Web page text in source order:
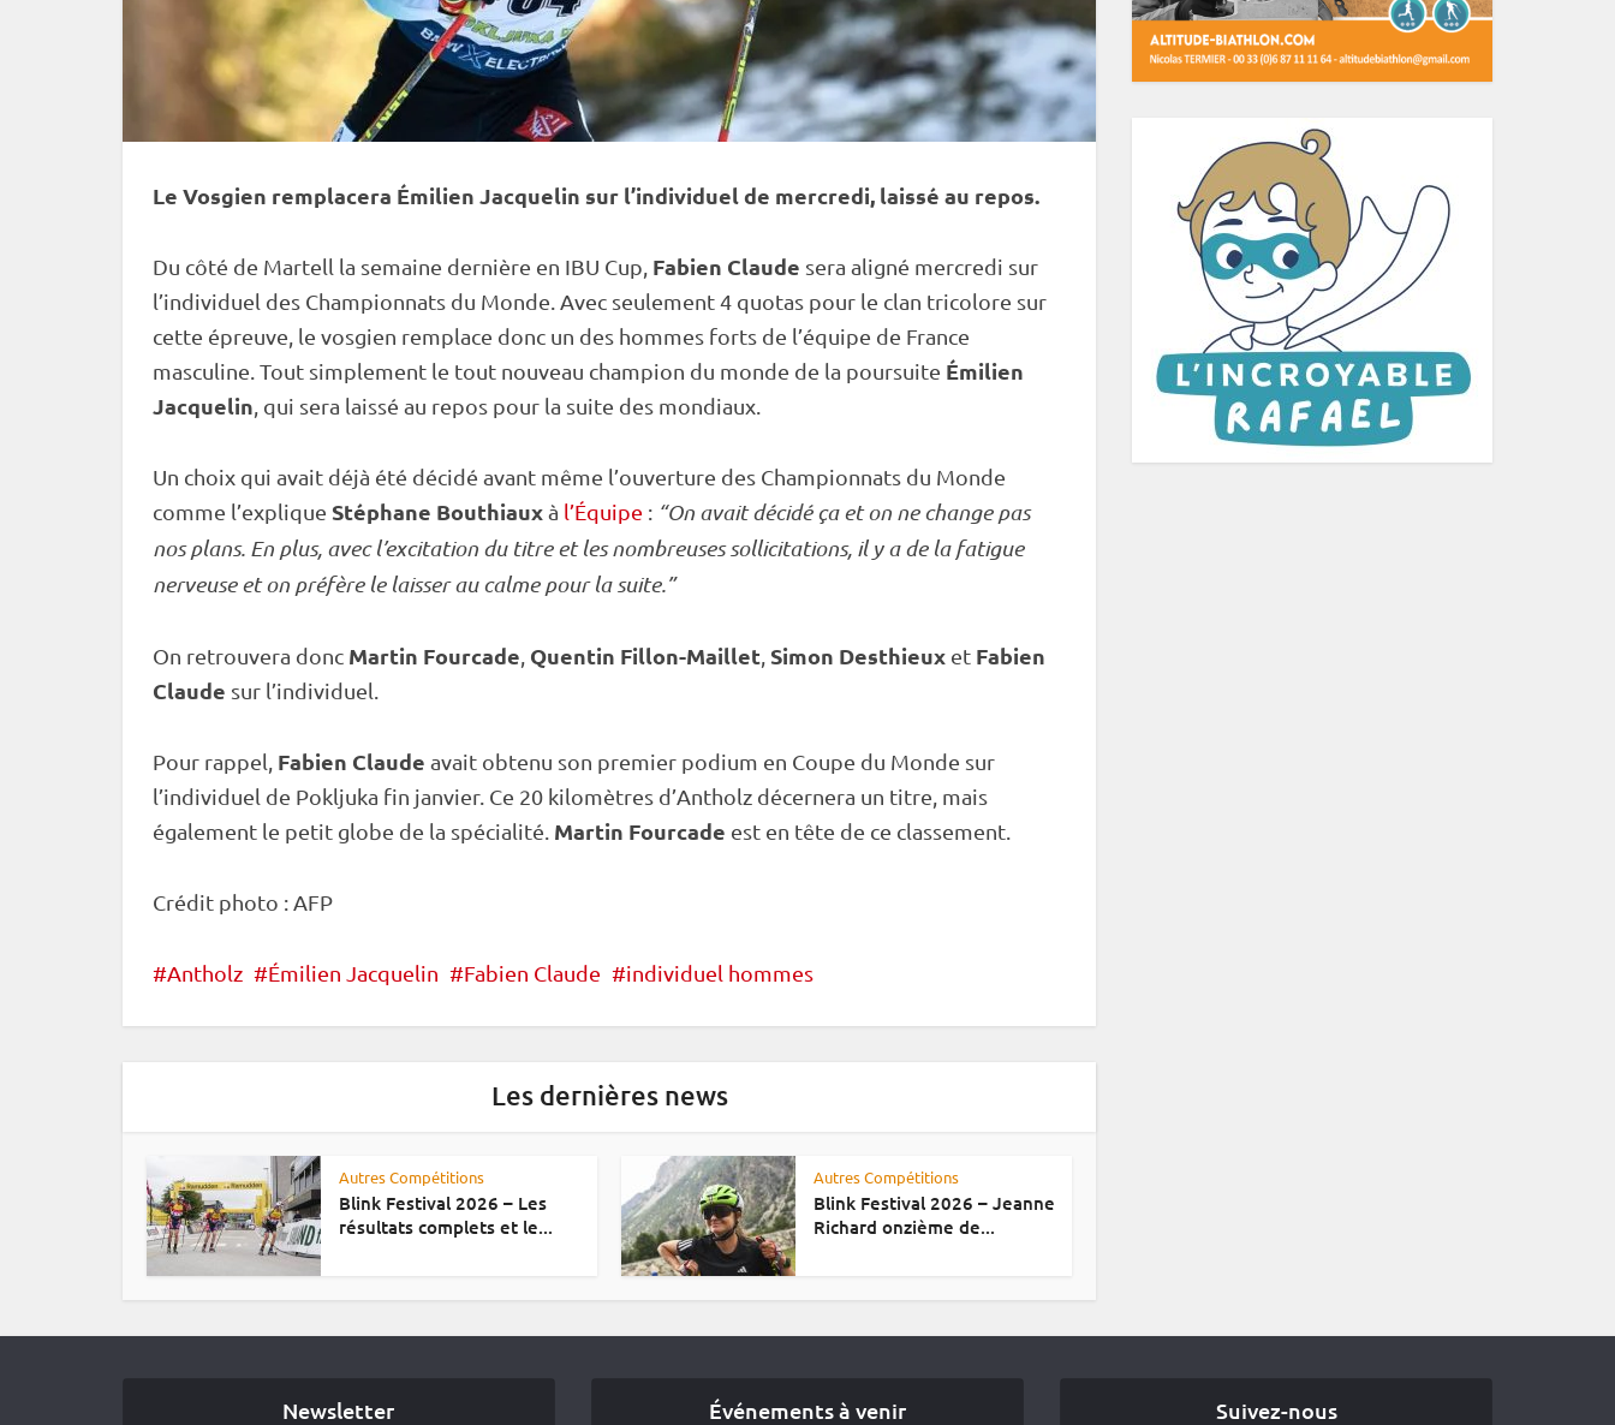
Le Vosgien remplacera Émilien Jacquelin sur l’individuelde mercredi, laissé au repos.
Du côté de Martell la semaine dernière en IBU Cup Fabien Claude sera aligné mercredi sur
l’individuel des Championnats du Monde . Avec seulement 4 quotas pour le clan tricolore sur
cette épreuve, le vosgien remplace donc un des hommes forts de l’équipe de France
masculine. Tout simplement le tout nouveau champion du monde de la poursuite Émilien
Jacquelin , qui sera laissé au repos pour la suite des mondiaux.
Un choix qui avait déjà été décidé avant même l’ouverture des Championnats du Monde
comme l’explique Stéphane Bouthiauxà l’Équipe : “On avait décidé ça et on ne change pas
nos plans. En plus, avec l’excitation du titre et les nombreuses sollicitations, il y a de la fatigue
nerveuse et on préfère le laisser au calme pour la suite.”
On retrouvera donc Martin Fourcade Quentin Fillon-Maillet Simon Desthieux et Fabien
Claude sur l’individuel
Pour rappel, Fabien Claude avait obtenu son premier podium en Coupe du Monde sur
l’individuel de Pokljuka fin janvier. Ce 20 kilomètres d’Antholz décernera un titre, mais
également le petit globe de la spécialité. Martin Fourcade est en tête de ce classement.
Crédit photo : AFP
Antholz Émilien Jacquelin Fabien Claude individuel hommes
Les dernières news
Autres Compétitions
Blink Festival 2026 – Les
résultats complets et le...
Autres Compétitions
Blink Festival 2026 – Jeanne
Richard onzième de...
Newsletter Événements à venir Suivez-nous